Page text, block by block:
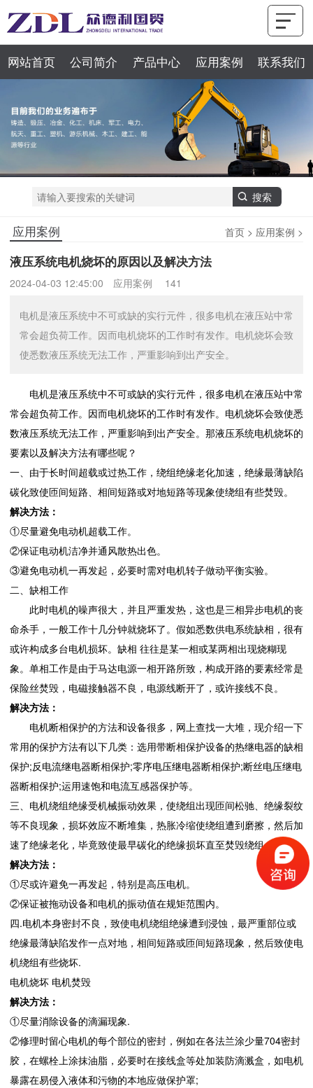
网站首页 公司简介 产品中心 应用案例 联系我们
应用案例 首页 > 应用案例 >
液压系统电机烧坏的原因以及解决方法
2024-04-03 12:45:00 应用案例 141
电机是液压系统中不可或缺的实行元件，很多电机在液压站中常
常会超负荷工作。因而电机烧坏的工作时有发作。电机烧坏会致
使悉数液压系统无法工作，严重影响到出产安全。
电机是液压系统中不可或缺的实行元件，很多电机在液压站中常
常会超负荷工作。因而电机烧坏的工作时有发作。电机烧坏会致使悉
数液压系统无法工作，严重影响到出产安全。那液压系统电机烧坏的
要素以及解决方法有哪些呢？
一、由于长时间超载或过热工作，绕组绝缘老化加速，绝缘最薄缺陷
碳化致使匝间短路、相间短路或对地短路等现象使绕组有些焚毁。
解决方法：
①尽量避免电动机超载工作。
②保证电动机洁净并通风散热出色。
③避免电动机一再发起，必要时需对电机转子做动平衡实验。
二、缺相工作
此时电机的噪声很大，并且严重发热，这也是三相异步电机的丧
命杀手，一般工作十几分钟就烧坏了。假如悉数供电系统缺相，很有
或许构成多台电机损坏。缺相 往往是某一相或某两相出现烧糊现
象。单相工作是由于马达电源一相开路所致，构成开路的要素经常是
保险丝焚毁，电磁接触器不良，电源线断开了，或许接线不良。
解决方法：
电机断相保护的方法和设备很多，网上查找一大堆，现介绍一下
常用的保护方法有以下几类：选用带断相保护设备的热继电器的缺相
保护;反电流继电器断相保护;零序电压继电器断相保护;断丝电压继电
器断相保护;运用速饱和电流互感器保护等。
三、电机绕组绝缘受机械振动效果，使绕组出现匝间松驰、绝缘裂纹
等不良现象，损坏效应不断堆集，热胀冷缩使绕组遭到磨擦，然后加
速了绝缘老化，毕竟致使最早碳化的绝缘损坏直至焚毁绕组。
解决方法：
①尽或许避免一再发起，特别是高压电机。
②保证被拖动设备和电机的振动值在规矩范围内。
四.电机本身密封不良，致使电机绕组绝缘遭到浸蚀，最严重部位或
绝缘最薄缺陷发作一点对地，相间短路或匝间短路现象，然后致使电
机绕组有些烧坏.
电机烧坏 电机焚毁
解决方法：
①尽量消除设备的滴漏现象.
②修理时留心电机的每个部位的密封，例如在各法兰涂少量704密封
胶，在螺栓上涂抹油脂，必要时在接线盒等处加装防滴溅盒，如电机
暴露在易侵入液体和污物的本地应做保护罩;